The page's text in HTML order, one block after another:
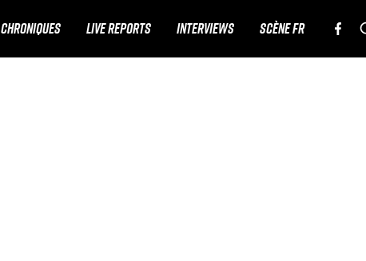
CHRONIQUES LIVE REPORTS INTERVIEWS SCÈNE FR